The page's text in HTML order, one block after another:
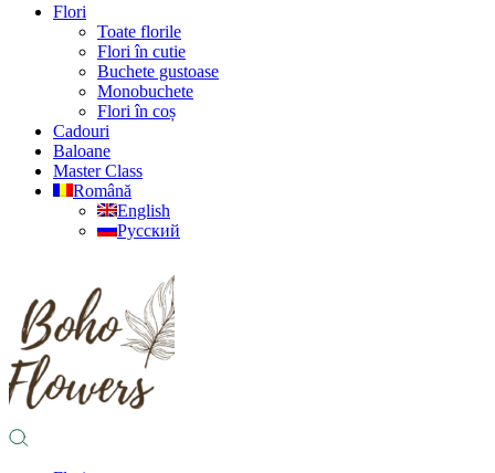
Flori
Toate florile
Flori în cutie
Buchete gustoase
Monobuchete
Flori în coș
Cadouri
Baloane
Master Class
Română
English
Русский